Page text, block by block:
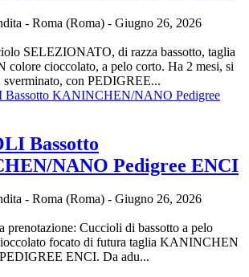
- Roma (Roma) - Giugno 26, 2026
SELEZIONATO, di razza bassotto, taglia
cioccolato, a pelo corto. Ha 2 mesi, si
sverminato, con PEDIGREE...
Bassotto
NANO Pedigree ENCI
- Roma (Roma) - Giugno 26, 2026
prenotazione: Cuccioli di bassotto a pelo
focato di futura taglia KANINCHEN
ENCI. Da adu...